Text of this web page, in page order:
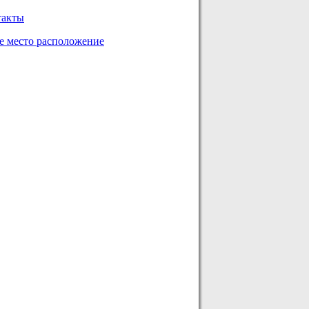
место расположение